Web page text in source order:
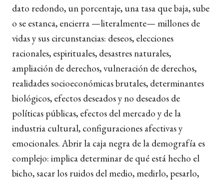
dato redondo, un porcentaje, una tasa que baja, sube
o se estanca, encierra —literalmente— millones de
vidas y sus circunstancias: deseos, elecciones
racionales, espirituales, desastres naturales,
ampliación de derechos, vulneración de derechos,
realidades socioeconómicas brutales, determinantes
biológicos, efectos deseados y no deseados de
políticas públicas, efectos del mercado y de la
industria cultural, configuraciones afectivas y
emocionales. Abrir la caja negra de la demografía es
complejo: implica determinar de qué está hecho el
bicho, sacar los ruidos del medio, medirlo, pesarlo,